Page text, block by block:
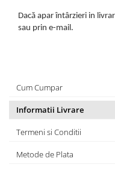
Dacă apar întârzieri in
sau prin e-mail.
Cum Cumpar
Informatii Livrare
Termeni si Conditii
Metode de Plata